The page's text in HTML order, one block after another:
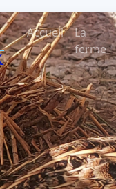
Accueil
La
ferme